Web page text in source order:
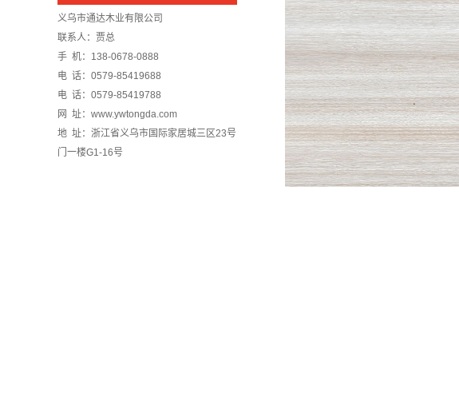
义乌市通达木业有限公司
联系人：贾总
手 机：138-0678-0888
电 话：0579-85419688
电 话：0579-85419788
网 址：www.ywtongda.com
地 址：浙江省义乌市国际家居城三区23号
门一楼G1-16号